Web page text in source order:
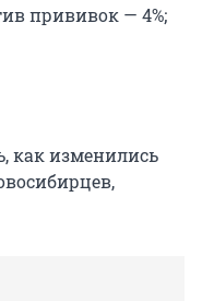
прививок — 4%;
как изменились